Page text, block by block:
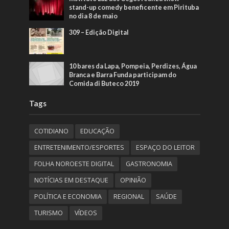
stand-up comedy beneficente em Pirituba
no dia 8 de maio
309 – Edição Digital
10 bares da Lapa, Pompeia, Perdizes, Água
Branca e Barra Funda participam do
Comida di Buteco 2019
Tags
COTIDIANO
EDUCAÇÃO
ENTRETENIMENTO/ESPORTES
ESPAÇO DO LEITOR
FOLHA NOROESTE DIGITAL
GASTRONOMIA
NOTÍCIAS EM DESTAQUE
OPINIÃO
POLÍTICA E ECONOMIA
REGIONAL
SAÚDE
TURISMO
VÍDEOS